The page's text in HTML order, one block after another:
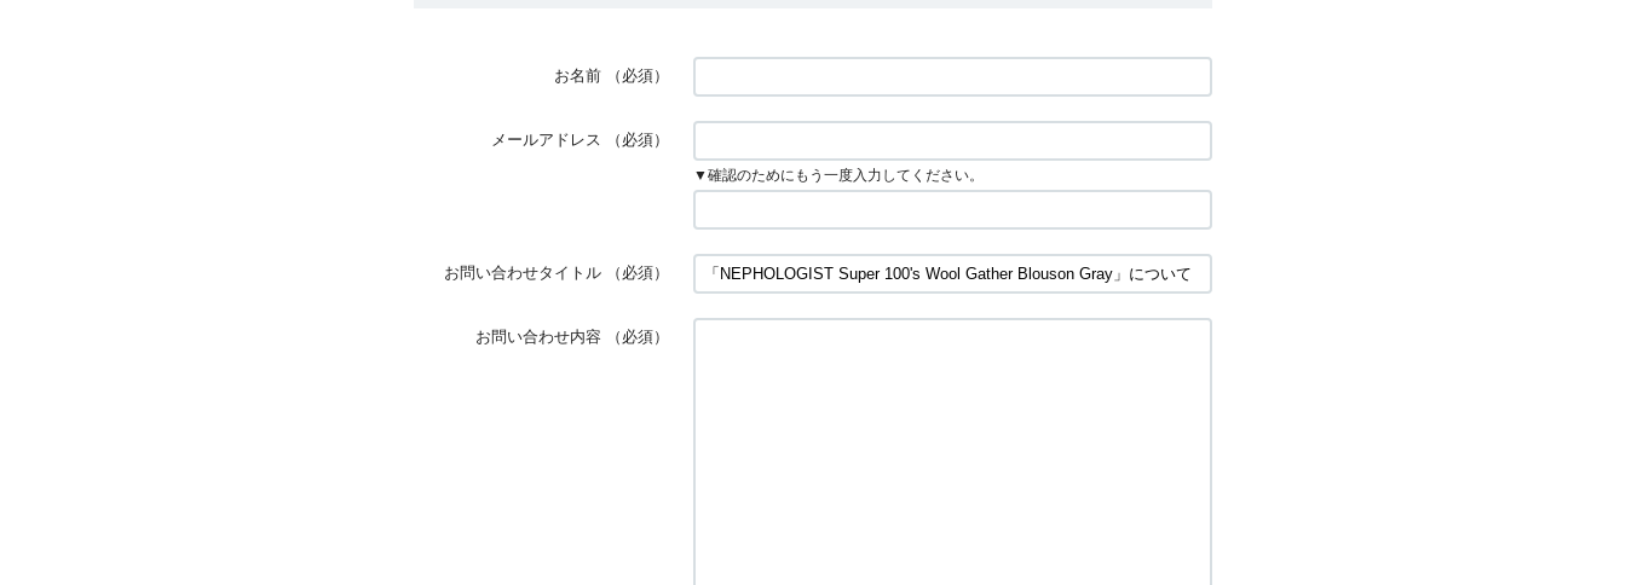
お名前 （必須）
メールアドレス （必須）
▼確認のためにもう一度入力してください。
お問い合わせタイトル （必須）
お問い合わせ内容 （必須）